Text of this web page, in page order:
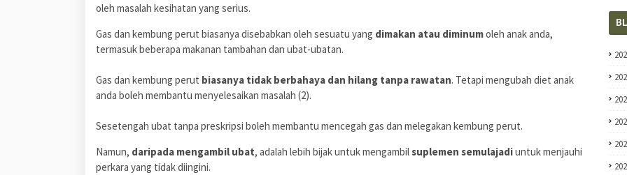
oleh masalah kesihatan yang serius.
Gas dan kembung perut biasanya disebabkan oleh sesuatu yang dimakan atau diminumoleh anak anda,
termasuk beberapa makanan tambahan dan ubat-ubatan.
Gas dan kembung perut biasanya tidak berbahaya dan hilang tanpa rawatan. Tetapi mengubah diet anak
anda boleh membantu menyelesaikan masalah (2).
Sesetengah ubat tanpa preskripsi boleh membantu mencegah gas dan melegakan kembung perut.
Namun, daripada mengambil ubat, adalah lebih bijak untuk mengambilsuplemen semulajadiuntuk menjauhi
perkara yang tidak diingini.